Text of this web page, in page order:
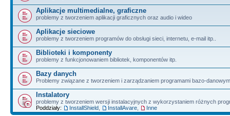
Aplikacje multimedialne, graficzne
problemy z tworzeniem aplikacji graficznych oraz audio i wideo
Aplikacje sieciowe
problemy z tworzeniem programów do obsługi sieci, internetu, e-mail itp..
Biblioteki i komponenty
problemy z funkcjonowaniem bibliotek, komponentów itp.
Bazy danych
Problemy związane z tworzeniem i zarządzaniem programami bazo-
Instalatory
problemy z tworzeniem wersji instalacyjnych z wykorzystaniem różnych
Poddziały:
InstallShield InstallAvare Inne